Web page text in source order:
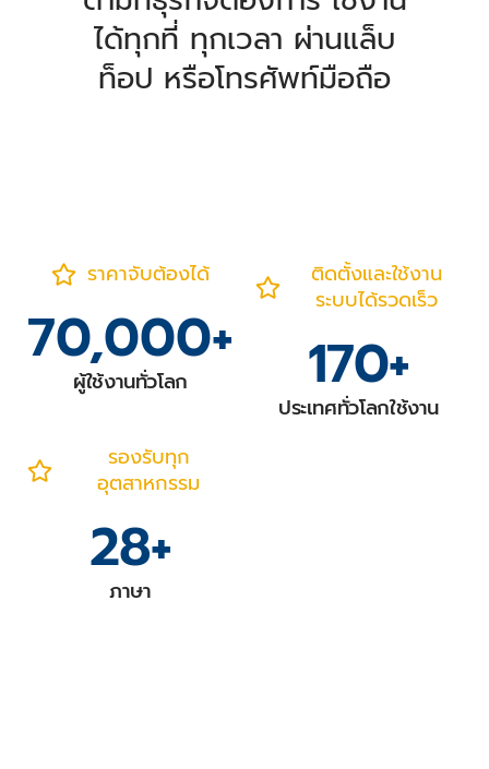
ได้ทุกที่ ทุกเวลา ผ่านแล็บ
ท็อป หรือโทรศัพท์มือถือ
ราคาจับต้องได้
ผู้ใช้งานทั่วโลก
70,000+
ติดตั้งและใช้งาน
ระบบได้รวดเร็ว
ประเทศทั่วโลกใช้งาน
170+
รองรับทุก
อุตสาหกรรม
ภาษา
28+